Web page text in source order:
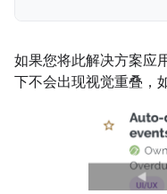
如果您将此解决方案应
下不会出现视觉重叠，